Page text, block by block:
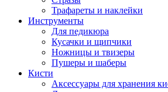
Трафареты и наклейки
Инструменты
Для педикюра
Кусачки и щипчики
Ножницы и твизеры
Пушеры и шаберы
Кисти
Аксессуары для хранения